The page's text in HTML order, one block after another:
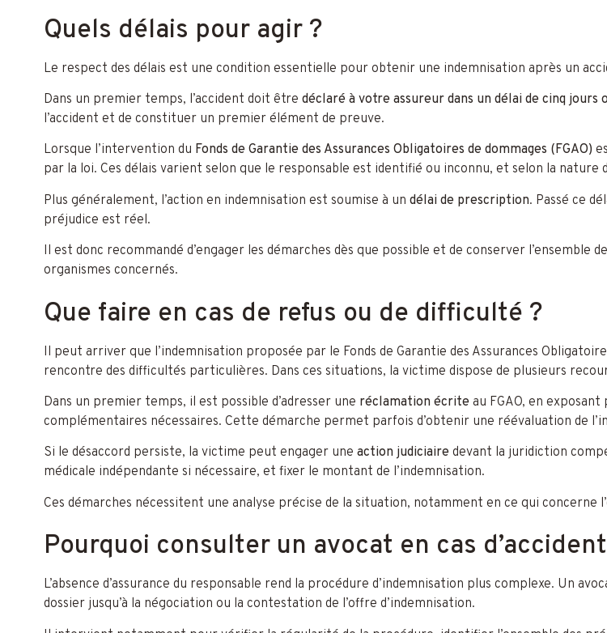
Quels délais pour agir ?
Le respect des délais est une condition essentielle pour obtenir une indemnisation après un
Dans un premier temps, l’accident doit être déclaré à votre assureur dans un délai de cinq jours
l’accident et de constituer un premier élément de preuve.
Lorsque l’intervention du Fonds de Garantie des Assurances Obligatoires de dommages (FGAO)
par la loi. Ces délais varient selon que le responsable est identifié ou inconnu, et selon la nature
Plus généralement, l’action en indemnisation est soumise à un délai de prescription. Passé ce
préjudice est réel.
Il est donc recommandé d’engager les démarches dès que possible et de conserver l’ensemble
organismes concernés.
Que faire en cas de refus ou de difficulté ?
Il peut arriver que l’indemnisation proposée par le Fonds de Garantie des Assurances
rencontre des difficultés particulières. Dans ces situations, la victime dispose de plusieurs
Dans un premier temps, il est possible d’adresser une réclamation écrite au FGAO, en
complémentaires nécessaires. Cette démarche permet parfois d’obtenir une réévaluation de
Si le désaccord persiste, la victime peut engager une action judiciaire devant la juridiction
médicale indépendante si nécessaire, et fixer le montant de l’indemnisation.
Ces démarches nécessitent une analyse précise de la situation, notamment en ce qui concerne
Pourquoi consulter un avocat en cas
L’absence d’assurance du responsable rend la procédure d’indemnisation plus complexe. Un
dossier jusqu’à la négociation ou la contestation de l’offre d’indemnisation.